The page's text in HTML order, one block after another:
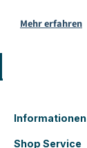
Mehr erfahren
Informationen
Shop Service